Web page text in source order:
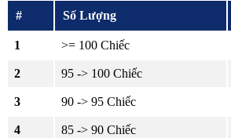
# Số Lượng
1 >= 100 Chiếc
2 95 -> 100 Chiếc
3 90 -> 95 Chiếc
4 85 -> 90 Chiếc